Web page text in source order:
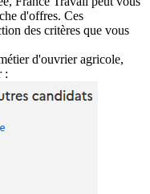
d'offres. Ces
des critères que vous
d'ouvrier agricole,
: